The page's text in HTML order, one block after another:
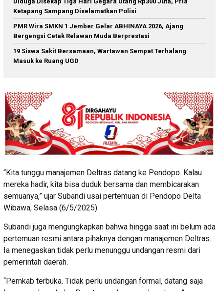
Ketapang Sampang Diselamatkan Polisi
PMR Wira SMKN 1 Jember Gelar ABHINAYA 2026, Ajang
Bergengsi Cetak Relawan Muda Berprestasi
19 Siswa Sakit Bersamaan, Wartawan Sempat Terhalang
Masuk ke Ruang UGD
“Kita tunggu manajemen Deltras datang ke Pendopo. Kalau
mereka hadir, kita bisa duduk bersama dan membicarakan
semuanya,” ujar Subandi usai pertemuan di Pendopo Delta
Wibawa, Selasa (6/5/2025).
Subandi juga mengungkapkan bahwa hingga saat ini belum ada
pertemuan resmi antara pihaknya dengan manajemen Deltras.
Ia menegaskan tidak perlu menunggu undangan resmi dari
pemerintah daerah.
“Pemkab terbuka. Tidak perlu undangan formal, datang saja